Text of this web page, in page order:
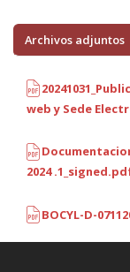
Archivos adjuntos
web y Sede
2024
BOCYL-D-